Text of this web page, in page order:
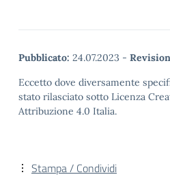
Pubblicato: 24.07.2023 -
Eccetto dove diversamente
stato rilasciato sotto Licenza
Attribuzione 4.0 Italia.
Stampa / Condividi